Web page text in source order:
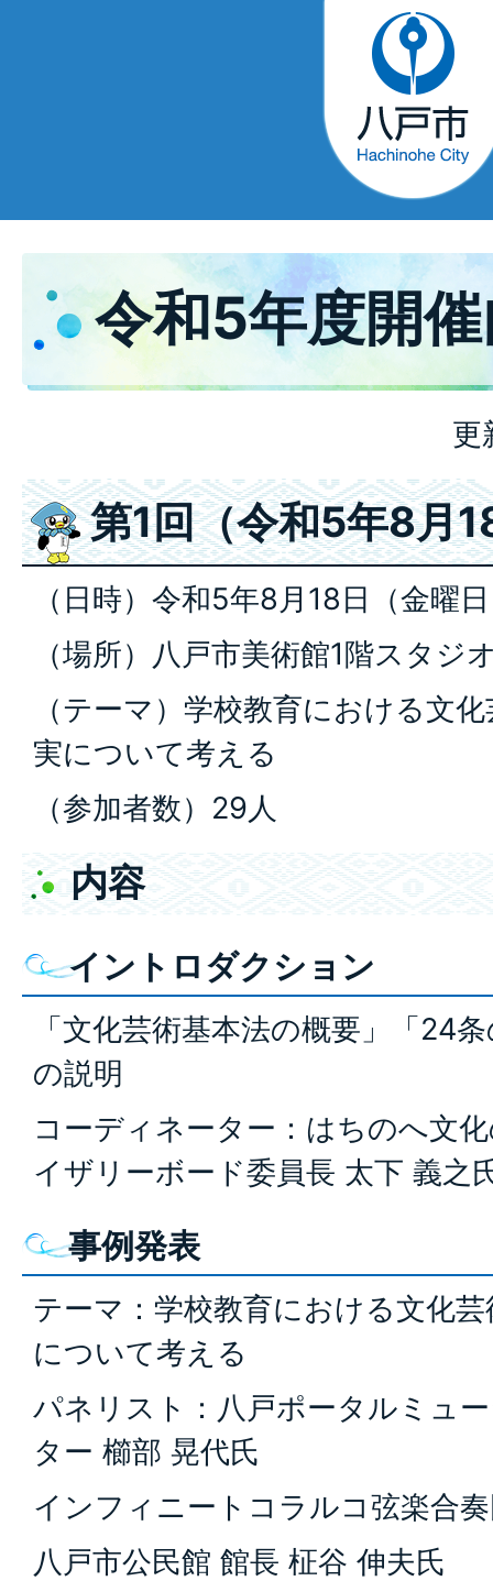
令和5年度開
更
第1回（令和5年8月
（日時）令和5年8月18日（金曜
（場所）八戸市美術館1階スタジ
（テーマ）学校教育における文
実について考える
（参加者数）29人
内容
イントロダクション
「文化芸術基本法の概要」「24
の説明
コーディネーター：はちのへ文
イザリーボード委員長 太下 義之
事例発表
テーマ：学校教育における文化
について考える
パネリスト：八戸ポータルミュ
ター 櫛部 晃代氏
インフィニートコラルコ弦楽合
八戸市公民館 館長 柾谷 伸夫氏